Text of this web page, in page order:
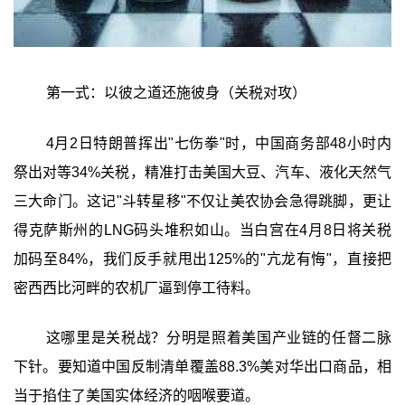
第一式：以彼之道还施彼身（关税对攻）
4月2日特朗普挥出"七伤拳"时，中国商务部48小时内
祭出对等34%关税，精准打击美国大豆、汽车、液化天然气
三大命门。这记"斗转星移"不仅让美农协会急得跳脚，更让
得克萨斯州的LNG码头堆积如山。当白宫在4月8日将关税
加码至84%，我们反手就甩出125%的"亢龙有悔"，直接把
密西西比河畔的农机厂逼到停工待料。
这哪里是关税战？分明是照着美国产业链的任督二脉
下针。要知道中国反制清单覆盖88.3%美对华出口商品，相
当于掐住了美国实体经济的咽喉要道。